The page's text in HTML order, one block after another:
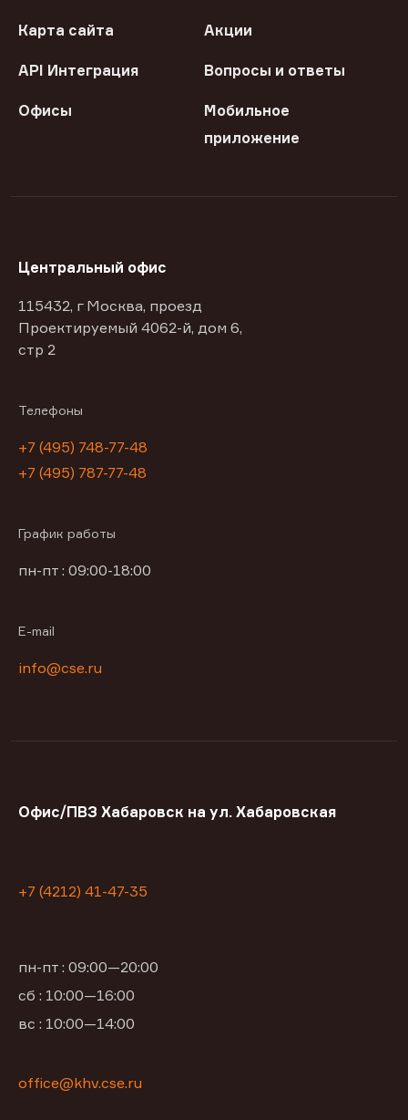
Карта сайта Акции
API Интеграция Вопросы и ответы
Офисы
Мобильное
приложение
Центральный офис
115432, г Москва, проезд
Проектируемый 4062-й, дом 6,
стр 2
Телефоны
+7 (495) 748-77-48
+7 (495) 787-77-48
График работы
пн-пт : 09:00-18:00
E-mail
info@cse.ru
Офис/ПВЗ Хабаровск на ул. Хабаровская
+7 (4212) 41-47-35
пн-пт : 09:00—20:00
сб : 10:00—16:00
вс : 10:00—14:00
office@khv.cse.ru